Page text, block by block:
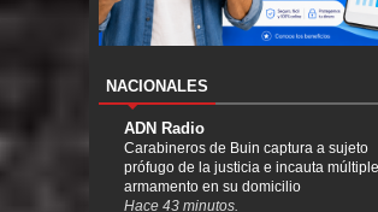
NACIONALES
ADN Radio
Carabineros de Buin captura a sujeto
prófugo de la justicia e incauta múltiple
armamento en su domicilio
Hace 43 minutos.